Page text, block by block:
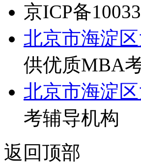
京ICP备
北京市海淀
供优质MBA
北京市海淀
考辅导机构
返回顶部